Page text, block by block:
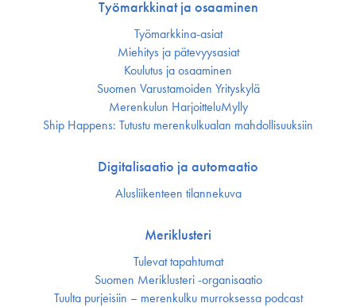
Työmarkkinat ja osaaminen
Työmarkkina-asiat
Miehitys ja pätevyys­asiat
Koulutus ja osaaminen
Suomen Varustamoiden Yrityskylä
Merenkulun HarjoitteluMylly
Ship Happens: Tutustu merenkulkualan mahdollisuuksiin
Digitalisaatio ja automaatio
Alusliikenteen tilannekuva
Meriklusteri
Tulevat tapahtumat
Suomen Meriklusteri -organisaatio
Tuulta purjeisiin – merenkulku murroksessa podcast